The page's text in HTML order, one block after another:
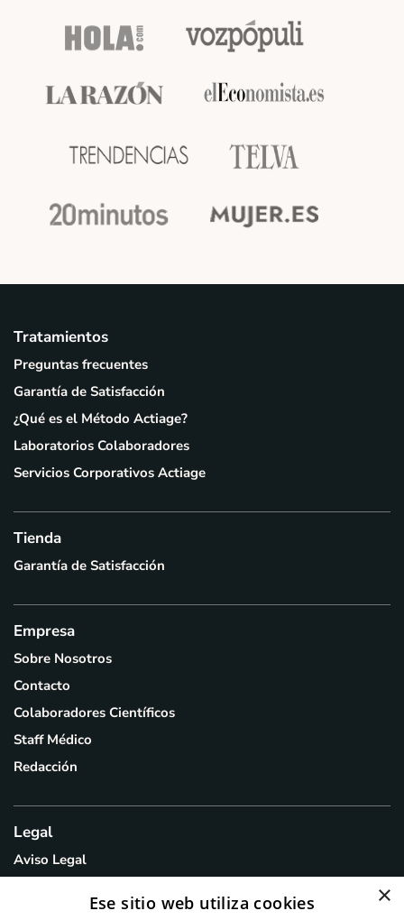
Tratamientos
Preguntas frecuentes
Garantía de Satisfacción
¿Qué es el Método Actiage?
Laboratorios Colaboradores
Servicios Corporativos Actiage
Tienda
Garantía de Satisfacción
Empresa
Sobre Nosotros
Contacto
Colaboradores Científicos
Staff Médico
Redacción
Legal
Aviso Legal
Política de Cookies
×
Ese sitio web utiliza cookies